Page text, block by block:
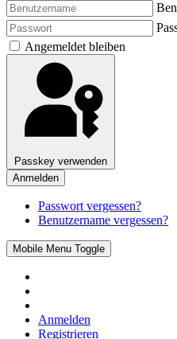
Angemeldet bleiben
Passkey verwenden
Anmelden
Passwort vergessen?
Benutzername vergessen?
Mobile Menu Toggle
Anmelden
Registrieren